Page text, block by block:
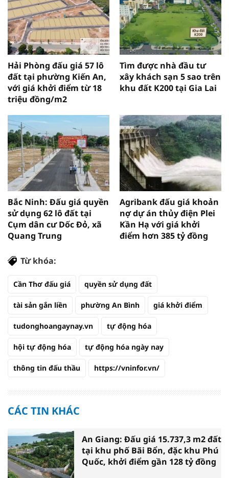
Hải Phòng đấu giá 57 lô
đất tại phường Kiến An,
với giá khởi điểm từ 18
triệu đồng/m2
Tìm được nhà đầu tư
xây khách sạn 5 sao trên
khu đất K200 tại Gia Lai
Bắc Ninh: Đấu giá quyền
sử dụng 62 lô đất tại
Cụm dân cư Dốc Đỏ, xã
Quang Trung
Agribank đấu giá khoản
nợ dự án thủy điện Plei
Kần Hạ với giá khởi
điểm hơn 385 tỷ đồng
Từ khóa:
Cần Thơ đấu giá quyền sử dụng đất
tài sản gắn liền phường An Bình giá khởi điểm
tudonghoangaynay.vn tự động hóa
hội tự động hóa tự động hóa ngày nay
thông tin đấu thầu https://vninfor.vn/
CÁC TIN KHÁC
An Giang: Đấu giá 15.737,3 m2 đất
tại khu phố Bãi Bổn, đặc khu Phú
Quốc, khởi điểm gần 128 tỷ đồng